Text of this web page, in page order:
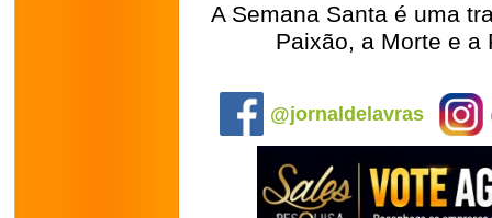
A Semana Santa é uma
Paixão, a Morte e a
@jornaldelavras